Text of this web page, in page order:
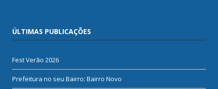
ÚLTIMAS PUBLICAÇÕES
Fest Verão 2026
Prefeitura no seu Bairro: Bairro Novo